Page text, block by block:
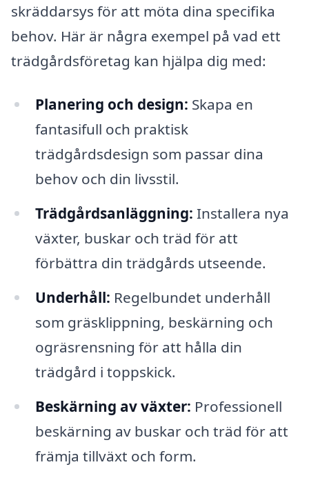
skräddarsys för att möta dina specifika
behov. Här är några exempel på vad ett
trädgårdsföretag kan hjälpa dig med:
Planering och design: Skapa en
fantasifull och praktisk
trädgårdsdesign som passar dina
behov och din livsstil.
Trädgårdsanläggning: Installera nya
växter, buskar och träd för att
förbättra din trädgårds utseende.
Underhåll: Regelbundet underhåll
som gräsklippning, beskärning och
ogräsrensning för att hålla din
trädgård i toppskick.
Beskärning av växter: Professionell
beskärning av buskar och träd för att
främja tillväxt och form.